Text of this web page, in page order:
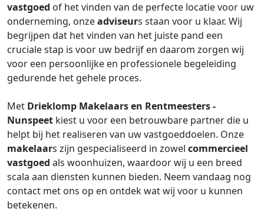
vastgoed of het vinden van de perfecte locatie voor uw
onderneming, onzeadviseurs staan voor u klaar. Wij
begrijpen dat het vinden van het juiste pand een
cruciale stap is voor uw bedrijf en daarom zorgen wij
voor een persoonlijke en professionele begeleiding
gedurende het gehele proces.
Met Drieklomp Makelaars en Rentmeesters -
Nunspeet kiest u voor een betrouwbare partner die u
helpt bij het realiseren van uw vastgoeddoelen. Onze
makelaars zijn gespecialiseerd in zowel commercieel
vastgoed als woonhuizen, waardoor wij u een breed
scala aan diensten kunnen bieden. Neem vandaag nog
contact met ons op en ontdek wat wij voor u kunnen
betekenen.